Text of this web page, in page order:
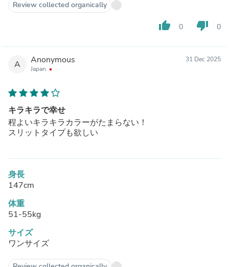
Review collected organically
thumb_up 0 thumb_down 0
A Anonymous
Japan
31 Dec 2025
キラキラで幸せ
程よいキラキラカラーがたまらない！
スリットタイプも欲しい
身長
147cm
体重
51-55kg
サイズ
ワンサイズ